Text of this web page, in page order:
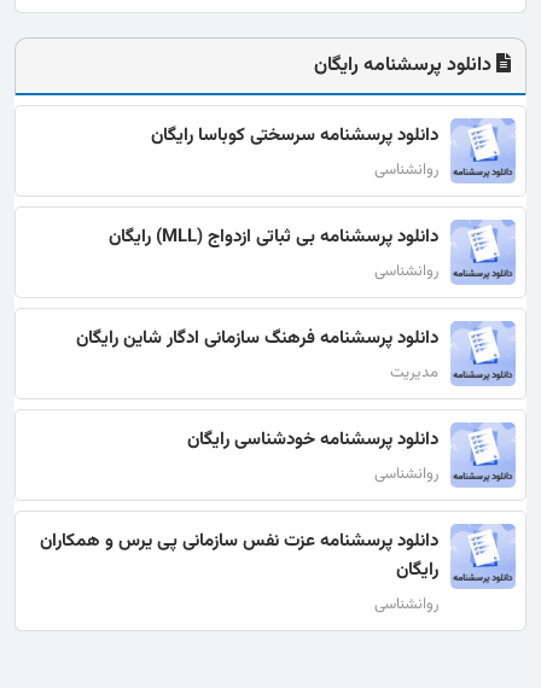
دانلود پرسشنامه رایگان
دانلود پرسشنامه سرسختی کوباسا رایگان
روانشناسی
دانلود پرسشنامه بی ثباتی ازدواج (MLL) رایگان
روانشناسی
دانلود پرسشنامه فرهنگ سازمانی ادگار شاین رایگان
مدیریت
دانلود پرسشنامه خودشناسی رایگان
روانشناسی
دانلود پرسشنامه عزت نفس سازمانی پی یرس و همکاران
رایگان
روانشناسی